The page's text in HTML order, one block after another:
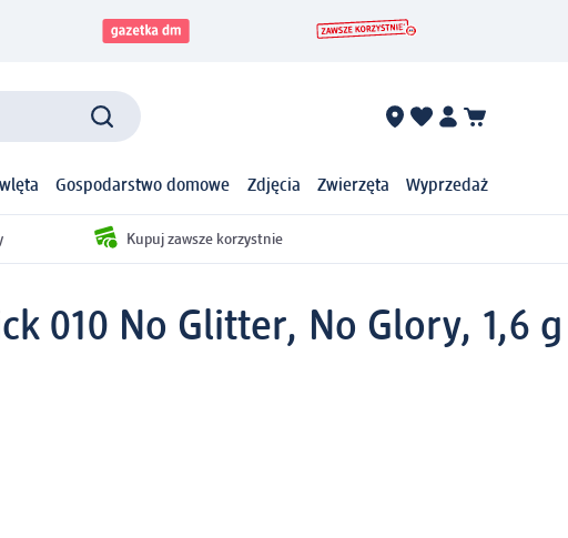
Gospodarstwo domowe Zdjęcia Zwierzęta Wyprzedaż
Kupuj zawsze korzystnie
010 No Glitter, No Glory, 1,6 g